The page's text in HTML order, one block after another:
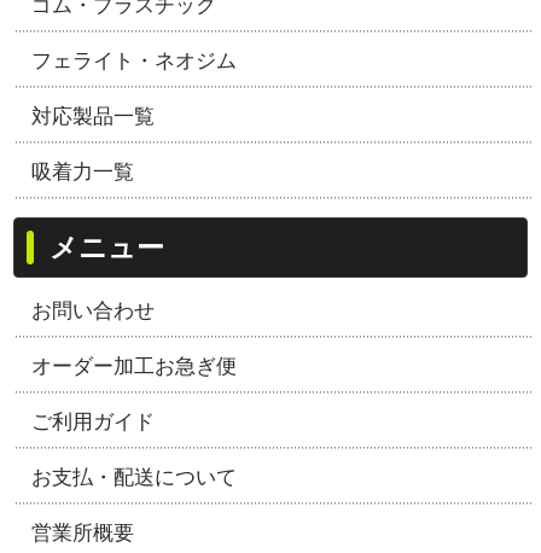
ゴム・プラスチック
フェライト・ネオジム
対応製品一覧
吸着力一覧
メニュー
お問い合わせ
オーダー加工お急ぎ便
ご利用ガイド
お支払・配送について
営業所概要